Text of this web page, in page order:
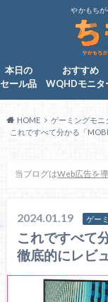
やかもち
本日の
セール品
おすすめ
WQHDモニタ
HOME
ゲーミングモニ
これですべて分かる「
当ブログはWeb広告を
2024.01.19 ゲー
これですべて
徹底的にレビ